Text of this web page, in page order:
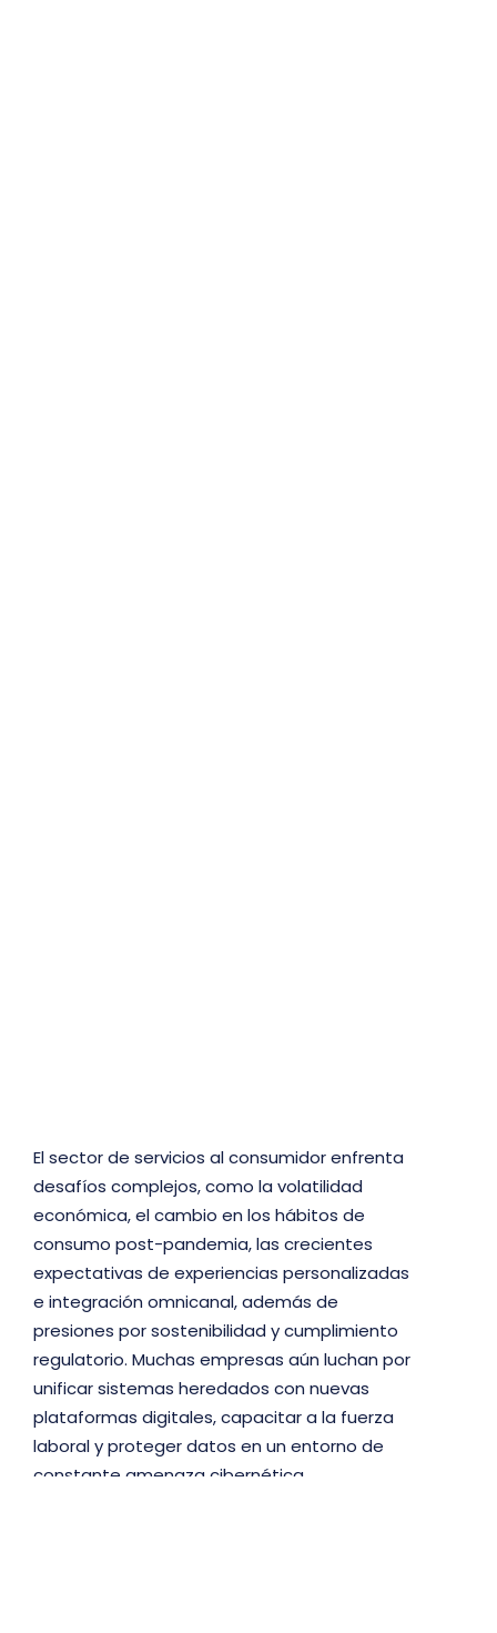
El sector de servicios al consumidor enfrenta
desafíos complejos, como la volatilidad
económica, el cambio en los hábitos de
consumo post-pandemia, las crecientes
expectativas de experiencias personalizadas
e integración omnicanal, además de
presiones por sostenibilidad y cumplimiento
regulatorio. Muchas empresas aún luchan por
unificar sistemas heredados con nuevas
plataformas digitales, capacitar a la fuerza
laboral y proteger datos en un entorno de
constante amenaza cibernética.